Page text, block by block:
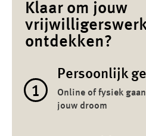
Klaar om jouw
ontdekken?
1
Persoonlijk
Online of fysiek
jouw droom